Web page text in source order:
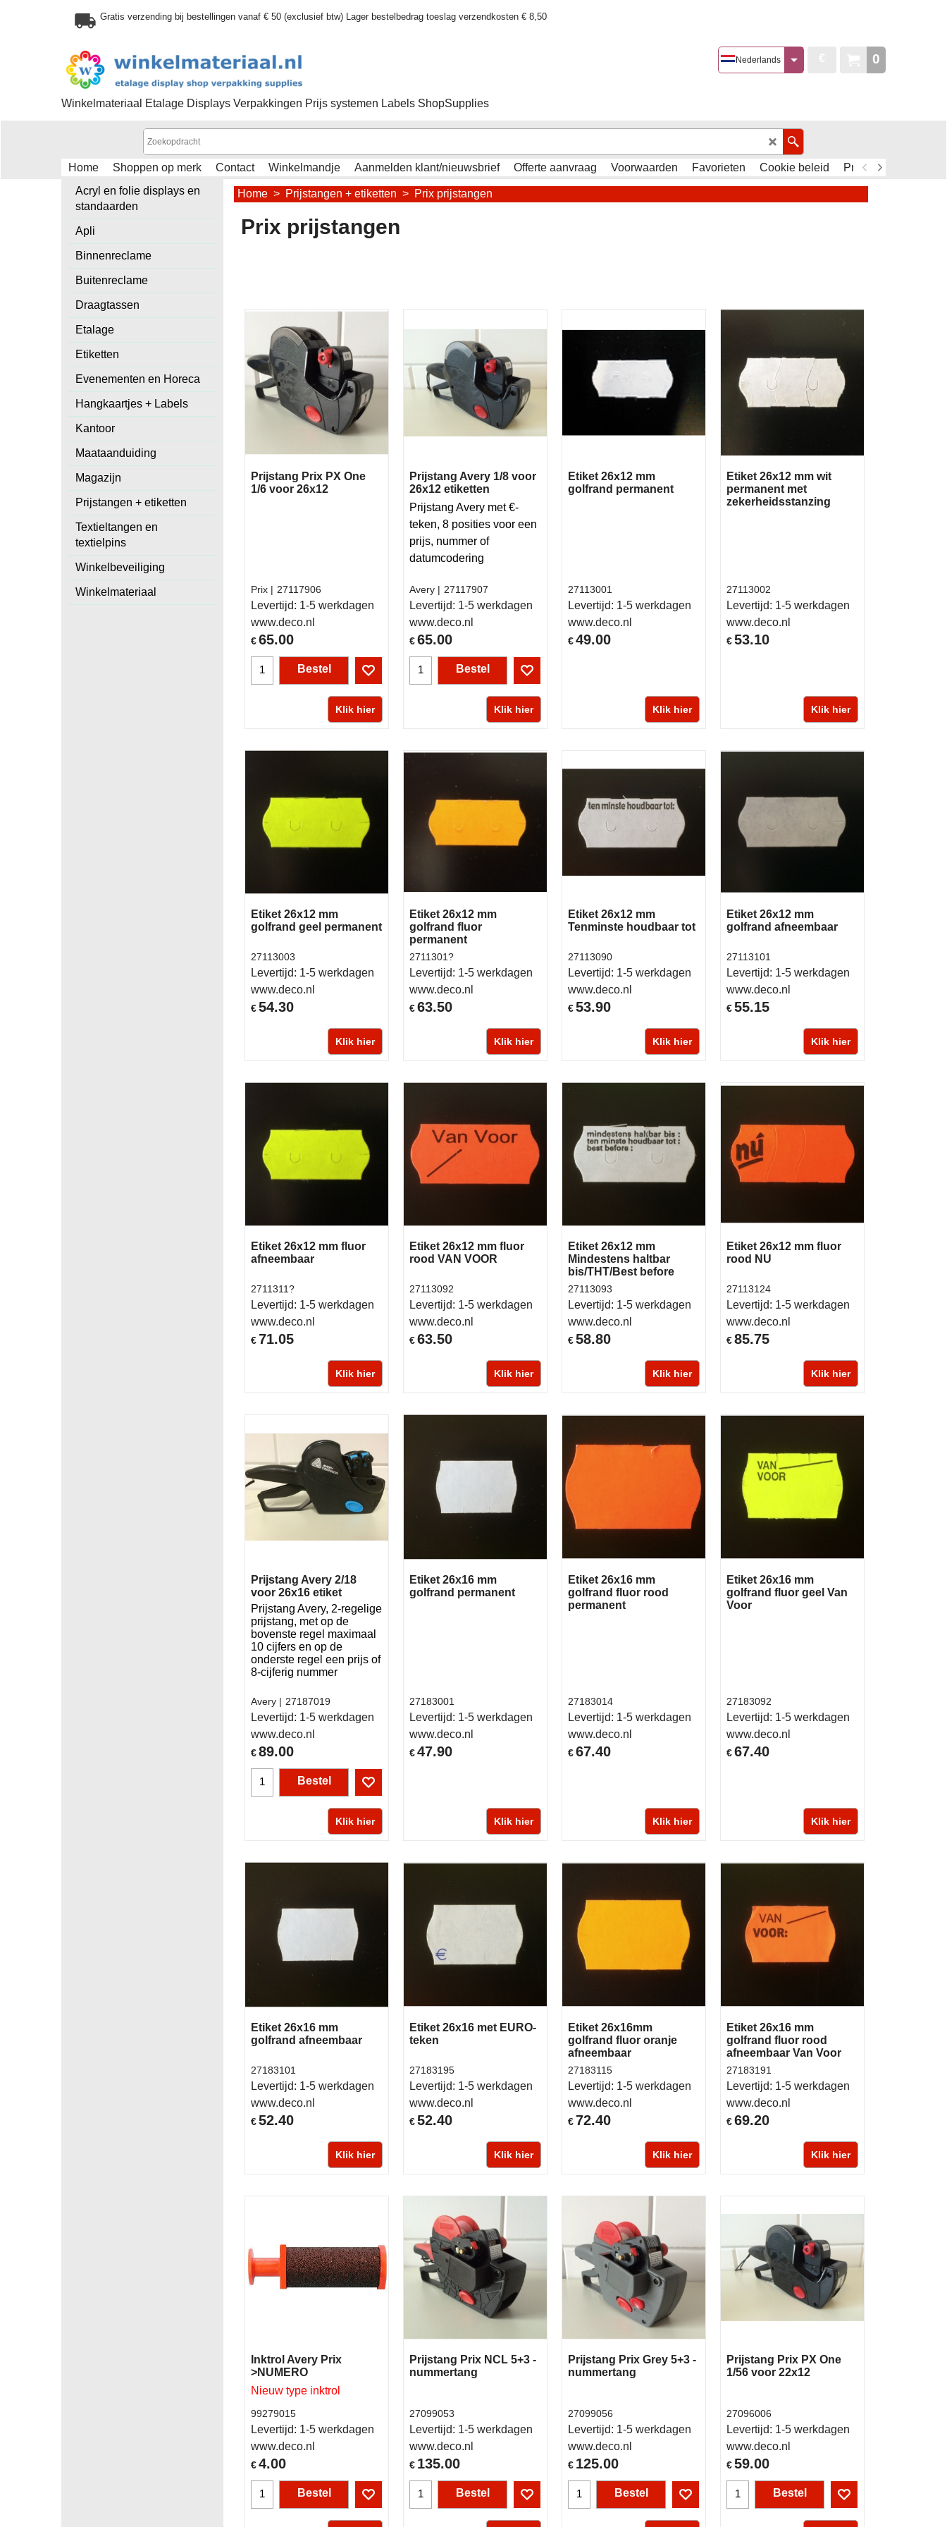
Gratis verzending bij bestellingen vanaf € 50 (exclusief btw) Lager bestelbedrag toeslag verzendkosten € 8,50
0
Nederlands
Winkelmateriaal Etalage Displays Verpakkingen Prijs systemen Labels ShopSupplies
Home Shoppen op merk Contact Winkelmandje Aanmelden klant/nieuwsbrief Offerte aanvraag Voorwaarden Favorieten Cookie beleid
Privacy Policy - AVG
Acryl en folie displays en
standaarden
Apli
Binnenreclame
Buitenreclame
Draagtassen
Etalage
Etiketten
Evenementen en Horeca
Hangkaartjes + Labels
Kantoor
Maataanduiding
Magazijn
Prijstangen + etiketten
Textieltangen en
textielpins
Winkelbeveiliging
Winkelmateriaal
Home > Prijstangen + etiketten > Prix prijstangen
Prix prijstangen
Prijstang Prix PX One
1/6 voor 26x12
€65.00
Prix 27117906
Levertijd: 1-5 werkdagen
www.deco.nl
Bestel
Klik hier
Prijstang Avery 1/8 voor
26x12 etiketten
Prijstang Avery met €-
teken, 8 posities voor een
prijs, nummer of
datumcodering
€65.00
Avery 27117907
Levertijd: 1-5 werkdagen
www.deco.nl
Bestel
Klik hier
Etiket 26x12 mm
golfrand permanent
€49.00
27113001
Levertijd: 1-5 werkdagen
www.deco.nl
Klik hier
Etiket 26x12 mm wit
permanent met
zekerheidsstanzing
€53.10
27113002
Levertijd: 1-5 werkdagen
www.deco.nl
Klik hier
Etiket 26x12 mm
golfrand geel permanent
€54.30
27113003
Levertijd: 1-5 werkdagen
www.deco.nl
Klik hier
Etiket 26x12 mm
golfrand fluor
permanent
€63.50
2711301?
Levertijd: 1-5 werkdagen
www.deco.nl
Klik hier
Etiket 26x12 mm
Tenminste houdbaar tot
€53.90
27113090
Levertijd: 1-5 werkdagen
www.deco.nl
Klik hier
Etiket 26x12 mm
golfrand afneembaar
€55.15
27113101
Levertijd: 1-5 werkdagen
www.deco.nl
Klik hier
Etiket 26x12 mm fluor
afneembaar
€71.05
2711311?
Levertijd: 1-5 werkdagen
www.deco.nl
Klik hier
Etiket 26x12 mm fluor
rood VAN VOOR
€63.50
27113092
Levertijd: 1-5 werkdagen
www.deco.nl
Klik hier
Etiket 26x12 mm
Mindestens haltbar
bis/THT/Best before
€58.80
27113093
Levertijd: 1-5 werkdagen
www.deco.nl
Klik hier
Etiket 26x12 mm fluor
rood NU
€85.75
27113124
Levertijd: 1-5 werkdagen
www.deco.nl
Klik hier
Prijstang Avery 2/18
voor 26x16 etiket
Prijstang Avery, 2-regelige
prijstang, met op de
bovenste regel maximaal
10 cijfers en op de
onderste regel een prijs of
8-cijferig nummer
€89.00
Avery 27187019
Levertijd: 1-5 werkdagen
www.deco.nl
Bestel
Klik hier
Etiket 26x16 mm
golfrand permanent
€47.90
27183001
Levertijd: 1-5 werkdagen
www.deco.nl
Klik hier
Etiket 26x16 mm
golfrand fluor rood
permanent
€67.40
27183014
Levertijd: 1-5 werkdagen
www.deco.nl
Klik hier
Etiket 26x16 mm
golfrand fluor geel Van
Voor
€67.40
27183092
Levertijd: 1-5 werkdagen
www.deco.nl
Klik hier
Etiket 26x16 mm
golfrand afneembaar
€52.40
27183101
Levertijd: 1-5 werkdagen
www.deco.nl
Klik hier
Etiket 26x16 met EURO-
teken
€52.40
27183195
Levertijd: 1-5 werkdagen
www.deco.nl
Klik hier
Etiket 26x16mm
golfrand fluor oranje
afneembaar
€72.40
27183115
Levertijd: 1-5 werkdagen
www.deco.nl
Klik hier
Etiket 26x16 mm
golfrand fluor rood
afneembaar Van Voor
€69.20
27183191
Levertijd: 1-5 werkdagen
www.deco.nl
Klik hier
Inktrol Avery Prix
>NUMERO
Nieuw type inktrol
€4.00
99279015
Levertijd: 1-5 werkdagen
www.deco.nl
Bestel
Prijstang Prix NCL 5+3 -
nummertang
€ 135.00
27099053
Levertijd: 1-5 werkdagen
www.deco.nl
Bestel
Prijstang Prix Grey 5+3 -
nummertang
€ 125.00
27099056
Levertijd: 1-5 werkdagen
www.deco.nl
Bestel
Prijstang Prix PX One
1/56 voor 22x12
€59.00
27096006
Levertijd: 1-5 werkdagen
www.deco.nl
Bestel